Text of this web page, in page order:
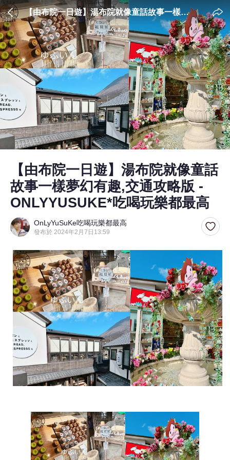
【由布院一日遊】湯布院就像童話故事一樣夢
幻有趣,交通攻略版 - ONLYYUSUKE*吃喝玩樂
都最高
【由布院一日遊】湯布院就像童話
故事一樣夢幻有趣,交通攻略版 -
ONLYYUSUKE*吃喝玩樂都最高
OnLyYuSuKe吃喝玩樂都最高
發布於 2024年2月7日13:59